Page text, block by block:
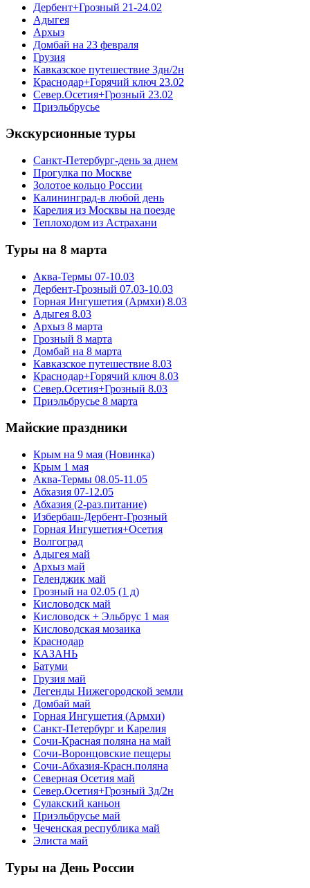
Дербент+Грозный 21-24.02
Адыгея
Архыз
Домбай на 23 февраля
Грузия
Кавказское путешествие 3дн/2н
Краснодар+Горячий ключ 23.02
Север.Осетия+Грозный 23.02
Приэльбрусье
Экскурсионные туры
Санкт-Петербург-день за днем
Прогулка по Москве
Золотое кольцо России
Калининград-в любой день
Карелия из Москвы на поезде
Теплоходом из Астрахани
Туры на 8 марта
Аква-Термы 07-10.03
Дербент-Грозный 07.03-10.03
Горная Ингушетия (Армхи) 8.03
Адыгея 8.03
Архыз 8 марта
Грозный 8 марта
Домбай на 8 марта
Кавказское путешествие 8.03
Краснодар+Горячий ключ 8.03
Север.Осетия+Грозный 8.03
Приэльбрусье 8 марта
Майские праздники
Крым на 9 мая (Новинка)
Крым 1 мая
Аква-Термы 08.05-11.05
Абхазия 07-12.05
Абхазия (2-раз.питание)
Избербаш-Дербент-Грозный
Горная Ингушетия+Осетия
Волгоград
Адыгея май
Архыз май
Геленджик май
Грозный на 02.05 (1 д)
Кисловодск май
Кисловодск + Эльбрус 1 мая
Кисловодская мозаика
Краснодар
КАЗАНЬ
Батуми
Грузия май
Легенды Нижегородской земли
Домбай май
Горная Ингушетия (Армхи)
Санкт-Петербург и Карелия
Сочи-Красная поляна на май
Сочи-Воронцовские пещеры
Сочи-Абхазия-Красн.поляна
Северная Осетия май
Север.Осетия+Грозный 3д/2н
Сулакский каньон
Приэльбрусье май
Чеченская республика май
Элиста май
Туры на День России